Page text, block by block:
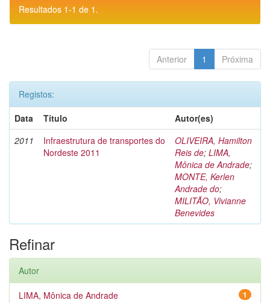
Resultados 1-1 de 1.
Anterior 1 Próxima
Registos:
Data
Título
Autor(es)
2011
Infraestrutura de transportes do
Nordeste 2011
OLIVEIRA, Hamilton
Reis de; LIMA,
Mônica de Andrade;
MONTE, Kerlen
Andrade do;
MILITÃO, Vivianne
Benevides
Refinar
Autor
1
LIMA, Mônica de Andrade